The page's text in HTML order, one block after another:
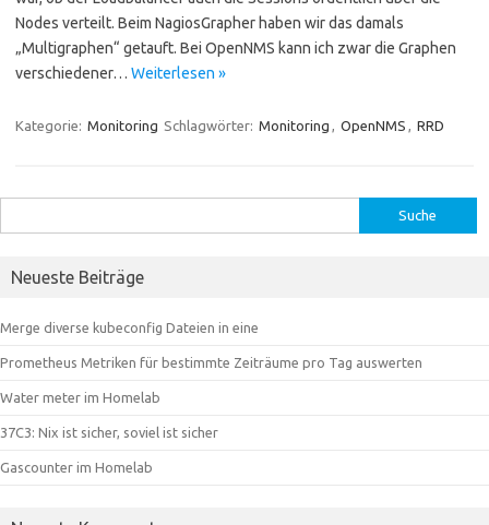
Nodes verteilt. Beim NagiosGrapher haben wir das damals
„Multigraphen“ getauft. Bei OpenNMS kann ich zwar die Graphen
verschiedener… Weiterlesen »
Kategorie: Monitoring Schlagwörter: Monitoring , OpenNMS , RRD
nach:
Neueste Beiträge
Merge diverse kubeconfig Dateien in eine
Prometheus Metriken für bestimmte Zeiträume pro Tag auswerten
Water meter im Homelab
37C3: Nix ist sicher, soviel ist sicher
Gascounter im Homelab